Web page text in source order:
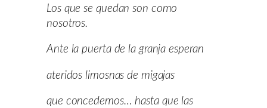
Los que se quedan son como
nosotros.
Ante la puerta de la granja esperan
ateridos limosnas de migajas
que concedemos… hasta que las